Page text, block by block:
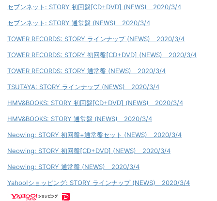
セブンネット: STORY 初回盤[CD+DVD] (NEWS) 2020/3/4
セブンネット: STORY 通常盤 (NEWS) 2020/3/4
TOWER RECORDS: STORY ラインナップ (NEWS) 2020/3/4
TOWER RECORDS: STORY 初回盤[CD+DVD] (NEWS) 2020/3/4
TOWER RECORDS: STORY 通常盤 (NEWS) 2020/3/4
TSUTAYA: STORY ラインナップ (NEWS) 2020/3/4
HMV&BOOKS: STORY 初回盤[CD+DVD] (NEWS) 2020/3/4
HMV&BOOKS: STORY 通常盤 (NEWS) 2020/3/4
Neowing: STORY 初回盤+通常盤セット (NEWS) 2020/3/4
Neowing: STORY 初回盤[CD+DVD] (NEWS) 2020/3/4
Neowing: STORY 通常盤 (NEWS) 2020/3/4
Yahoo!ショッピング: STORY ラインナップ (NEWS) 2020/3/4